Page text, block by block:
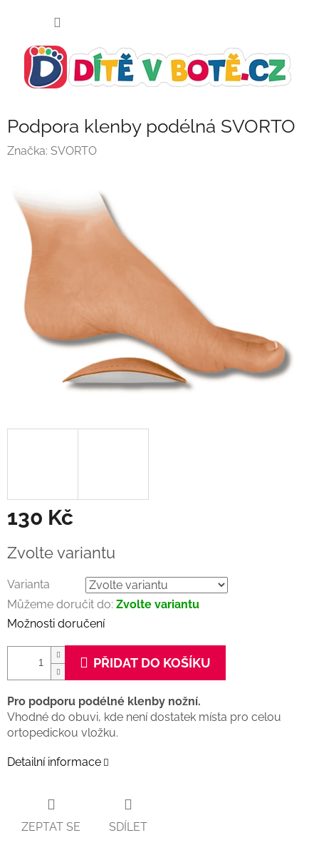
Podpora klenby podélná SVORTO
Značka: SVORTO
130 Kč
cena:
Zvolte variantu
Varianta
Můžeme doručit do: Zvolte variantu
Možnosti doručení
PŘIDAT DO KOŠÍKU
Pro podporu podélné klenby nožní.
Vhodné do obuvi, kde není dostatek místa pro celou
ortopedickou vložku.
Detailní informace
ZEPTAT SE SDÍLET